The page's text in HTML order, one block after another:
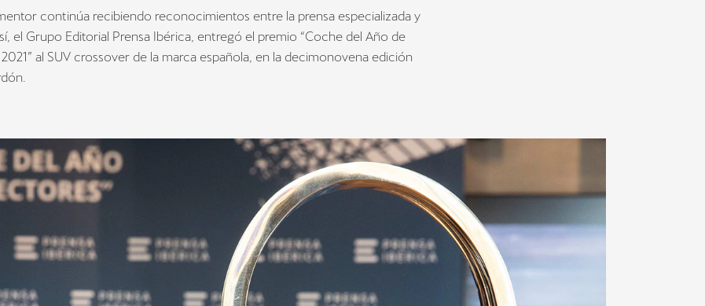
continúa recibiendo reconocimientos entre la prensa especializada y
el Grupo Editorial Prensa Ibérica, entregó el premio “Coche del Año de
al SUV crossover de la marca española, en la decimonovena edición